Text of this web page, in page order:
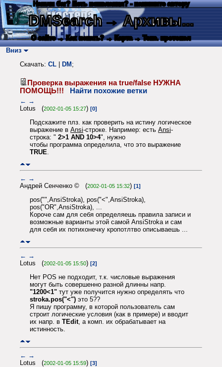
Нашли баг? Есть пожелания? - напишите автору
DMSearch→ Архивы...
О сайте → Как искать? → Карта → Текс. протокол
Вниз
Скачать: CL DM ;
Проверка выражения на true/false НУЖНА
ПОМОЩЬ!!!
Найти похожие ветки
← →
Lotus (2002-01-05 15:27) [0]
Подскажите плз. как проверить на истину логическое
выражение в Ansi-строке. Например: есть Ansi-
строка: " 2>1 AND 10>4", нужно
чтобы программа определила, что это выражение
TRUE.
← →
Андрей Сенченко © (2002-01-05 15:32) [1]
pos("",AnsiStroka), pos("<",AnsiStroka),
pos("OR",AnsiStroka), ...
Короче сам для себя определяешь правила записи и
возможные варианты этой самой AnsiStroka и сам
для себя их потихонечку кропотлтво описываешь ...
← →
Lotus (2002-01-05 15:50) [2]
Нет POS не подходит, т.к. числовые выражения
могут быть совершенно разной длинны напр.
"1200<1" тут уже получится нужно определять что
stroka.pos("<") это 5??
Я пишу программу, в которой пользователь сам
строит логические условия (как в примере) и вводит
их напр. в TEdit, а комп. их обрабатывает на
истинность.
← →
Lotus (2002-01-05 15:59) [3]